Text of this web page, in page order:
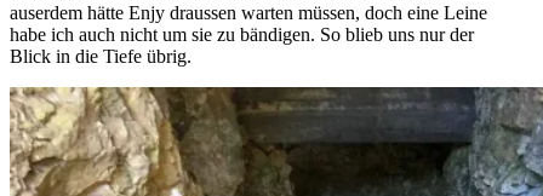
auserdem hätte Enjy draussen warten müssen, doch eine Leine
habe ich auch nicht um sie zu bändigen. So blieb uns nur der
Blick in die Tiefe übrig.